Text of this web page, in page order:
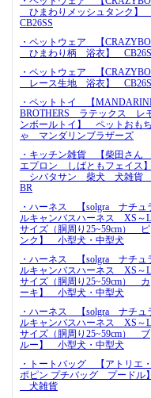
ひまわりメッシュタンク】
CB26SS
・ペットウェア 【
ひまわり柄 浴衣】
・ペットウェア 【
レース生地 浴衣】
・ペットトイ 【
BROTHERS ラテックス レ
ンボールトイ】 ペットおもち
ゃ マンダリンブラザーズ
・キッチン雑貨 【柴田さん
エプロン しばともフェイス】
シバタサン 柴犬 犬雑貨
BR
・ハーネス 【solgra ナチュ
ルキャンバスハーネス XS～L
サイズ（胴周り25~59cm） ピ
ンク】 小型犬・中型犬
・ハーネス 【solgra ナチュ
ルキャンバスハーネス XS～L
サイズ（胴周り25~59cm） カ
ーキ】 小型犬・中型犬
・ハーネス 【solgra ナチュ
ルキャンバスハーネス XS～L
サイズ（胴周り25~59cm） ブ
ルー】 小型犬・中型犬
・トートバッグ 【アトリエ・
ポピン プチバッグ プードル】
犬雑貨